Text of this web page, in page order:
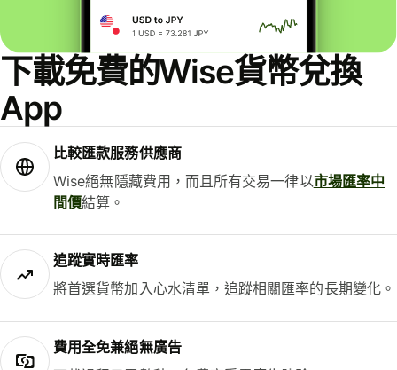
下載免費的Wise貨幣兌換
App
比較匯款服務供應商
Wise絕無隱藏費用，而且所有交易一律以市場匯率中
間價結算。
追蹤實時匯率
將首選貨幣加入心水清單，追蹤相關匯率的長期變化。
費用全免兼絕無廣告